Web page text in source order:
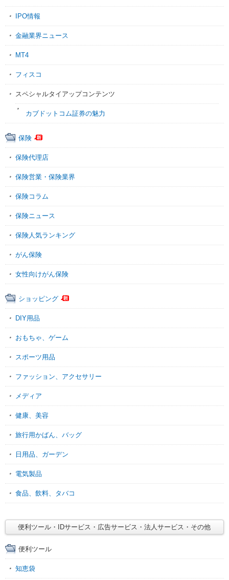
IPO情報
金融業界ニュース
MT4
フィスコ
スペシャルタイアップコンテンツ
カブドットコム証券の魅力
保険
保険代理店
保険営業・保険業界
保険コラム
保険ニュース
保険人気ランキング
がん保険
女性向けがん保険
ショッピング
DIY用品
おもちゃ、ゲーム
スポーツ用品
ファッション、アクセサリー
メディア
健康、美容
旅行用かばん、バッグ
日用品、ガーデン
電気製品
食品、飲料、タバコ
便利ツール・IDサービス・広告サービス・法人サービス・その他
便利ツール
知恵袋